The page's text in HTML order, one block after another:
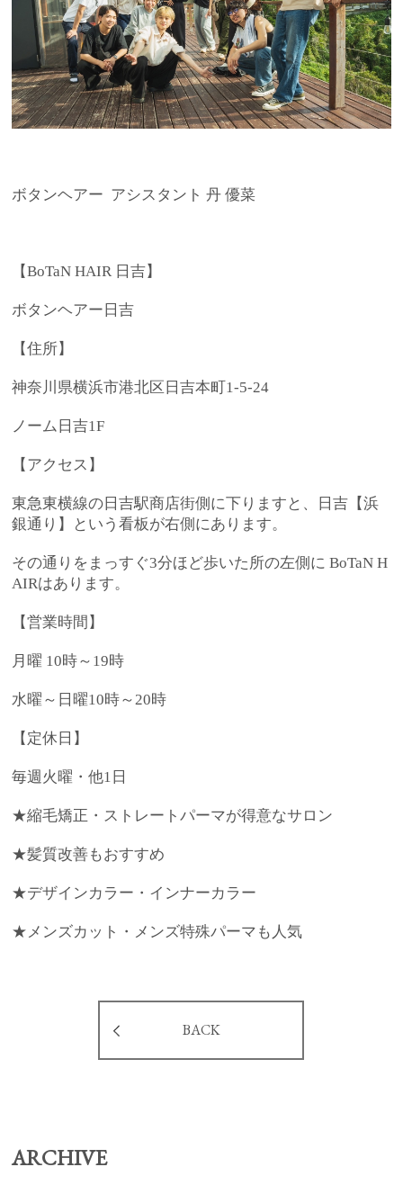
ボタンヘアー アシスタント 丹 優菜
【BoTaN HAIR 日吉】
ボタンヘアー日吉
【住所】
神奈川県横浜市港北区日吉本町1-5-24
ノーム日吉1F
【アクセス】
東急東横線の日吉駅商店街側に下りますと、日吉【浜
銀通り】という看板が右側にあります。
その通りをまっすぐ3分ほど歩いた所の左側に BoTaN H
AIRはあります。
【営業時間】
月曜 10時～19時
水曜～日曜10時～20時
【定休日】
毎週火曜・他1日
★縮毛矯正・ストレートパーマが得意なサロン
★髪質改善もおすすめ
★デザインカラー・インナーカラー
★メンズカット・メンズ特殊パーマも人気
BACK
ARCHIVE